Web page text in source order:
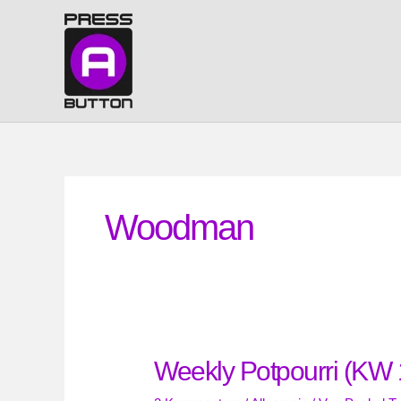
Woodman
Weekly Potpourri (KW